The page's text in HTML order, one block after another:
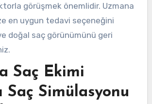
görüşmek önemlidir. Uzmana
en uygun tedavi seçeneğini
doğal saç görünümünü geri
Saç Ekimi
Saç Simülasyonu